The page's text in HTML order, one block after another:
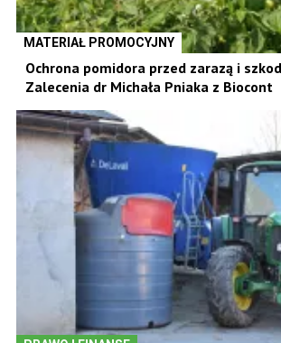
MATERIAŁ PROMOCYJNY
Ochrona pomidora przed zarazą i
Zalecenia dr Michała Pniaka z Biocont